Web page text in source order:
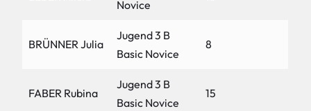
Novice
BRÜNNER Julia
Jugend 3 B
Basic Novice
8
FABER Rubina
Jugend 3 B
Basic Novice
15